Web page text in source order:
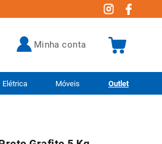
minha conta
Elétrica Móveis Outlet